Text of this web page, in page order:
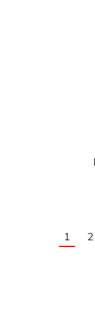
1 2